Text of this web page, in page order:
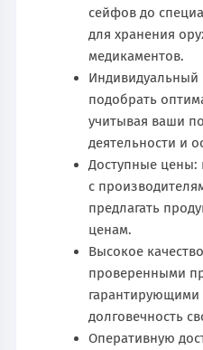
сейфов до
для хранения
медикаментов.
подобрать
учитывая ваши
деятельности и
Доступные цены:
с
предлагать
ценам.
Высокое
проверенными
гарантирующими
долговечность
Оперативную